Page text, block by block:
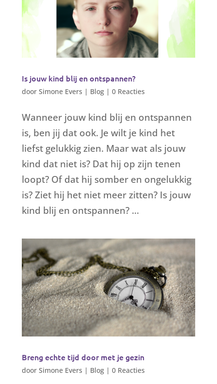
Is jouw kind blij en ontspannen?
door Simone Evers | Blog| 0 Reacties
Wanneer jouw kind blij en ontspannen
is, ben jij dat ook. Je wilt je kind het
liefst gelukkig zien. Maar wat als jouw
kind dat niet is? Dat hij op zijn tenen
loopt? Of dat hij somber en ongelukkig
is? Ziet hij het niet meer zitten? Is jouw
kind blij en ontspannen? ...
Breng echte tijd door met je gezin
door Simone Evers | Blog| 0 Reacties